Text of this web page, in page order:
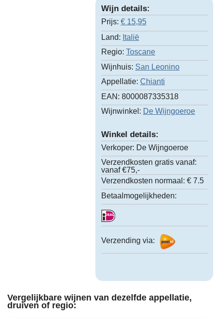
Wijn details:
Prijs: € 15,95
Land: Italië
Regio: Toscane
Wijnhuis: San Leonino
Appellatie: Chianti
EAN: 8000087335318
Wijnwinkel: De Wijngoeroe
Winkel details:
Verkoper: De Wijngoeroe
Verzendkosten gratis vanaf:
vanaf €75,-
Verzendkosten normaal: € 7.5
Betaalmogelijkheden:
Verzending via:
Vergelijkbare wijnen van dezelfde appellatie,
druiven of regio: